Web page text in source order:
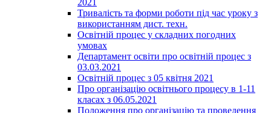
2021
Тривалість та форми роботи під час уроку з
використанням дист. техн.
Освітній процес у складних погодних
умовах
Департамент освіти про освітній процес з
03.03.2021
Освітній процес з 05 квітня 2021
Про організацію освітнього процесу в 1-11
класах з 06.05.2021
Положення про організацію та проведення